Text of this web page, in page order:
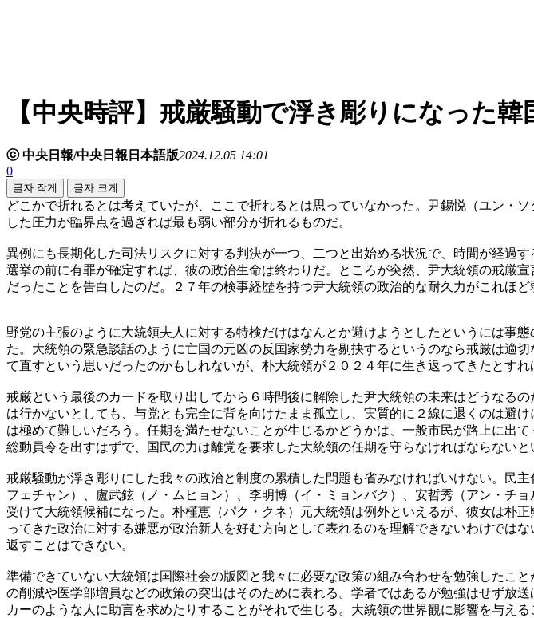
【中央時評】戒厳騒動で浮き彫りになった韓
ⓒ 中央日報/中央日報日本語版2024.12.05 14:01
0
글자 작게 글자 크게
どこかで折れるとは考えていたが、ここで折れるとは思っていなかった。尹錫悦（ユン・
した圧力が臨界点を過ぎれば最も弱い部分が折れるものだ。
異例にも長期化した司法リスクに対する判決が一つ、二つと出始める状況で、時間が経過
選挙の前に有罪が確定すれば、彼の政治生命は終わりだ。ところが突然、尹大統領の戒厳
だったことを告白したのだ。２７年の検事経歴を持つ尹大統領の政治的な耐久力がこれほど
野党の主張のように大統領夫人に対する特検だけはなんとか避けようとしたというには事
た。大統領の緊急談話のように亡国の元凶の反国家勢力を剔抉するというのなら戒厳は適
て直すという思いだったのかもしれないが、朴大統領が２０２４年に生き返ってきたとすれ
戒厳という最後のカードを取り出してから６時間後に解除した尹大統領の未来はどうなる
は行かないとしても、与党とも完全に背を向けたまま孤立し、実質的に２線に退くのは避
は極めて難しいだろう。任期を満たせないことが生じるかどうかは、一般市民が路上に出
総動員令を出すはずで、国民の力は離党を要求した大統領の任期を守らなければならない
戒厳騒動が浮き彫りにした我々の政治と制度の累積した問題も省みなければいけない。民
フェチャン）、盧武鉉（ノ・ムヒョン）、李明博（イ・ミョンバク）、安哲秀（アン・チ
受けて大統領候補になった。朴槿恵（パク・クネ）元大統領は例外といえるが、彼女は朴
ってきた政治に対する嫌悪が政治新人を好む方向として表れるのを理解できないわけでは
返すことはできない。
準備できていない大統領は国際社会の版図と我々に必要な政策の組み合わせを勉強したこ
の削減や医学部増員などの政策の突出はそのために表れる。学者ではあるが勉強はせず放
カーのような人に助言を求めたりすることがそれで生じる。大統領の世界観に影響を与え